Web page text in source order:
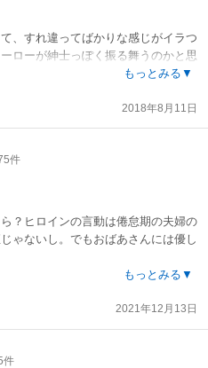
、すれ違ってばかりな感じがイラつ
ローが紳士っぽく振る舞うのかと思
もっとみる▼
2018年8月11日
件
？ヒロインの言動は倦怠期の夫婦の
ゃないし。でもおばあさんには優し
もっとみる▼
2021年12月13日
件